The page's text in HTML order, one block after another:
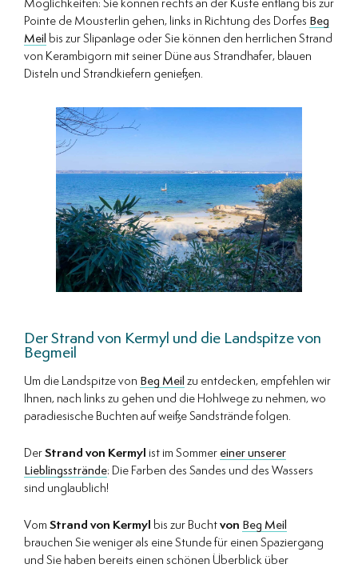
Möglichkeiten: Sie können rechts an der Küste entlang bis zur
Pointe de Mousterlin gehen, links in Richtung des Dorfes Beg
Meil bis zur Slipanlage oder Sie können den herrlichen Strand
von Kerambigorn mit seiner Düne aus Strandhafer, blauen
Disteln und Strandkiefern genießen.
Der Strand von Kermyl und die Landspitze von
Begmeil
Um die Landspitze von Beg Meil zu entdecken, empfehlen wir
Ihnen, nach links zu gehen und die Hohlwege zu nehmen, wo
paradiesische Buchten auf weiße Sandstrände folgen.
Der Strand von Kermyl ist im Sommer einer unserer
Lieblingsstrände: Die Farben des Sandes und des Wassers
sind unglaublich!
Vom Strand von Kermyl bis zur Bucht von Beg Meil
brauchen Sie weniger als eine Stunde für einen Spaziergang
und Sie haben bereits einen schönen Überblick über